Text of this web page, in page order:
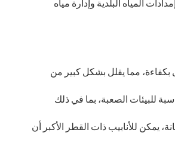
المياه البلدية وإدارة مياه
بكفاءة، مما يقلل بشكل كبير من
للبيئات الصعبة، بما في ذلك
يمكن للأنابيب ذات القطر الأكبر أن